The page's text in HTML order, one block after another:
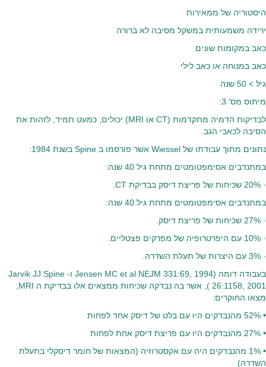
היסטוריה של ממאירות
ירידה משמעותית במשקל מסיבה לא ברורה
כאב במקומות שונים
כאב במנוחה או כאב לילי
גיל > 50 שנה
מיתוס מס' 3:
לבדיקות הדמיה מתקדמות (CT או MRI) יכולים, כמעט תמיד, לזהות את
הסיבה לכאבי הגב.
נתונים מתוך עבודתו של Wiessel אשר פורסמו ב Spine בשנת 1984:
במתנדבים אסימפטומטים מתחת גיל 40 שנה:
· 20% שכיחות של פריצת דיסק בבדיקת CT.
במתנדבים אסימפטומטים מתחת גיל 40 שנה:
· 27% שכיחות של פריצת דיסק.
· 10% עם היפרטרופיה של מפרקים פצטליים.
· 3% עם היצרות של תעלת השדרה.
בעבודה דומה (Jensen MC et al NEJM 331:69, 1994 ו- Jarvik JJ Spine
מצאו החוקרים:
• 52% מהנבדקים היו עם בלט של דיסק אחד לפחות
• 27% מהנבדקים היו עם פריצת דיסק אחת לפחות
• 1% מהנבדקים היה עם אקסטרוזיה (המצאות של חומר דיסקלי בתעלת
השדרה)